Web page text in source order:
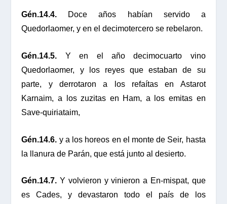
Gén.14.4. Doce años habían servido a
Quedorlaomer, y en el decimotercero se rebelaron.
Gén.14.5. Y en el año decimocuarto vino
Quedorlaomer, y los reyes que estaban de su
parte, y derrotaron a los refaítas en Astarot
Karnaim, a los zuzitas en Ham, a los emitas en
Save-quiriataim,
Gén.14.6. y a los horeos en el monte de Seir, hasta
la llanura de Parán, que está junto al desierto.
Gén.14.7. Y volvieron y vinieron a En-mispat, que
es Cades, y devastaron todo el país de los